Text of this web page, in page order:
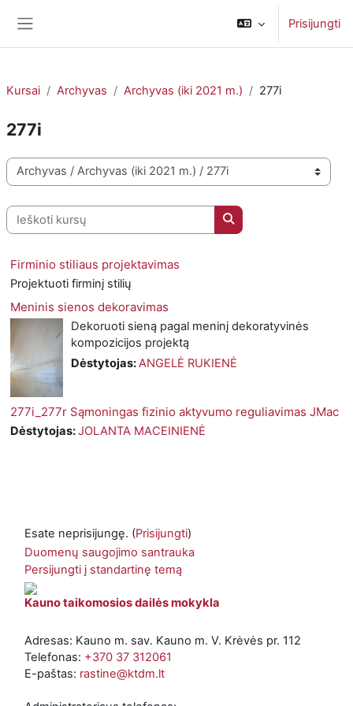
Prisijungti
Kursai Archyvas Archyvas (iki 2021 m.) 277i
277i
Kursų kategorijos
Ieškoti kursų
Ieškoti kursų
Firminio stiliaus projektavimas
Projektuoti firminį stilių
Meninis sienos dekoravimas
Dekoruoti sieną pagal meninį dekoratyvinės
kompozicijos projektą
Dėstytojas:ANGELĖ RUKIENĖ
277i_277r Sąmoningas fizinio aktyvumo reguliavimas JMac
Dėstytojas:JOLANTA MACEINIENĖ
Esate neprisijungę. (Prisijungti)
Duomenų saugojimo santrauka
Persijungti į standartinę temą
Kauno taikomosios dailės mokykla
Adresas: Kauno m. sav. Kauno m. V. Krėvės pr. 112
Telefonas: +370 37 312061
E-paštas: rastine@ktdm.lt